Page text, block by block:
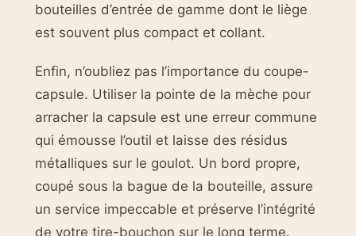
bouteilles d’entrée de gamme dont le liège
est souvent plus compact et collant.
Enfin, n’oubliez pas l’importance du coupe-
capsule. Utiliser la pointe de la mèche pour
arracher la capsule est une erreur commune
qui émousse l’outil et laisse des résidus
métalliques sur le goulot. Un bord propre,
coupé sous la bague de la bouteille, assure
un service impeccable et préserve l’intégrité
de votre tire-bouchon sur le long terme.